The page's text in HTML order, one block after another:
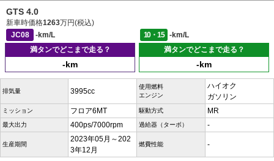
GTS 4.0
新車時価格1263万円(税込)
JC08
-km/L 10・15
-km/L
満タンでどこまで走る？
-km
満タンでどこまで走る？
-km
排気量 3995cc
使用燃料
エンジン
ハイオク
ガソリン
ミッション フロア6MT 駆動方式 MR
最大出力 400ps/7000rpm 過給器（ターボ） -
生産期間
2023年05月～202
3年12月
燃費性能 -